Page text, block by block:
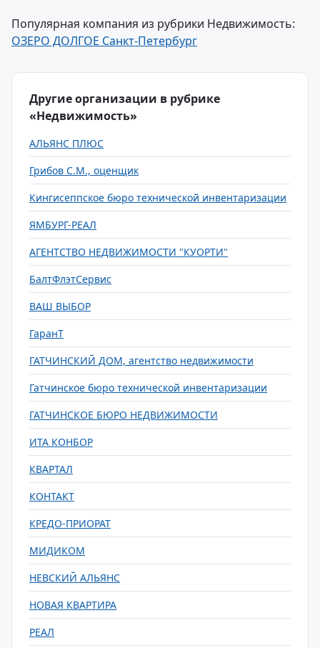
Популярная компания из рубрики Недвижимость:
ОЗЕРО ДОЛГОЕ Санкт-Петербург
Другие организации в рубрике
«Недвижимость»
АЛЬЯНС ПЛЮС
Грибов С.М., оценщик
Кингисеппское бюро технической инвентаризации
ЯМБУРГ-РЕАЛ
АГЕНТСТВО НЕДВИЖИМОСТИ "КУОРТИ"
БалтФлэтСервис
ВАШ ВЫБОР
ГаранТ
ГАТЧИНСКИЙ ДОМ, агентство недвижимости
Гатчинское бюро технической инвентаризации
ГАТЧИНСКОЕ БЮРО НЕДВИЖИМОСТИ
ИТА КОНБОР
КВАРТАЛ
КОНТАКТ
КРЕДО-ПРИОРАТ
МИДИКОМ
НЕВСКИЙ АЛЬЯНС
НОВАЯ КВАРТИРА
РЕАЛ